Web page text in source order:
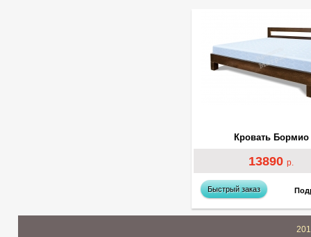
13890р.
Кровать Бормио
Быстрый заказ